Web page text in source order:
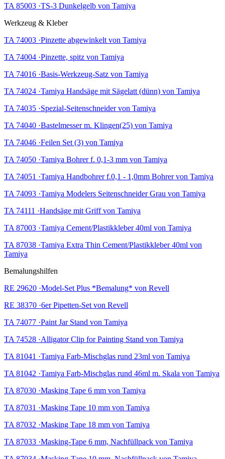
TA 85003 ·TS-3 Dunkelgelb von Tamiya
Werkzeug & Kleber
TA 74003 ·Pinzette abgewinkelt von Tamiya
TA 74004 ·Pinzette, spitz von Tamiya
TA 74016 ·Basis-Werkzeug-Satz von Tamiya
TA 74024 ·Tamiya Handsäge mit Sägelatt (dünn) von Tamiya
TA 74035 ·Spezial-Seitenschneider von Tamiya
TA 74040 ·Bastelmesser m. Klingen(25) von Tamiya
TA 74046 ·Feilen Set (3) von Tamiya
TA 74050 ·Tamiya Bohrer f. 0,1-3 mm von Tamiya
TA 74051 ·Tamiya Handbohrer f.0,1 - 1,0mm Bohrer von Tamiya
TA 74093 ·Tamiya Modelers Seitenschneider Grau von Tamiya
TA 74111 ·Handsäge mit Griff von Tamiya
TA 87003 ·Tamiya Cement/Plastikkleber 40ml von Tamiya
TA 87038 ·Tamiya Extra Thin Cement/Plastikkleber 40ml von
Tamiya
Bemalungshilfen
RE 29620 ·Model-Set Plus *Bemalung* von Revell
RE 38370 ·6er Pipetten-Set von Revell
TA 74077 ·Paint Jar Stand von Tamiya
TA 74528 ·Alligator Clip for Painting Stand von Tamiya
TA 81041 ·Tamiya Farb-Mischglas rund 23ml von Tamiya
TA 81042 ·Tamiya Farb-Mischglas rund 46ml m. Skala von Tamiya
TA 87030 ·Masking Tape 6 mm von Tamiya
TA 87031 ·Masking Tape 10 mm von Tamiya
TA 87032 ·Masking Tape 18 mm von Tamiya
TA 87033 ·Masking-Tape 6 mm, Nachfüllpack von Tamiya